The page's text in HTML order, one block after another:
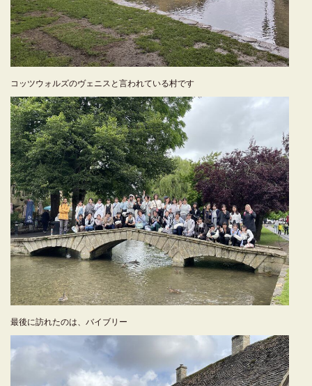
コッツウォルズのヴェニスと言われている村です
最後に訪れたのは、バイブリー